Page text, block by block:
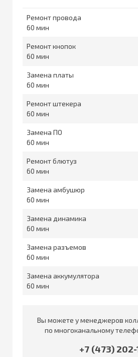
Ремонт провода
60
Ремонт кнопок
60
Замена платы
60
Ремонт штекера
60
Замена ПО
60
Ремонт блютуз
60
Замена амбушюр
60
Замена динамика
60
Замена разъемов
60
Замена аккумулятора
60
Вы можете у менеджеров
по многоканальному
+7 (473) 202-